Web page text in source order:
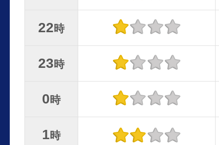
22時
23時
0時
1時